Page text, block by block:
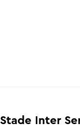
Stade Inter